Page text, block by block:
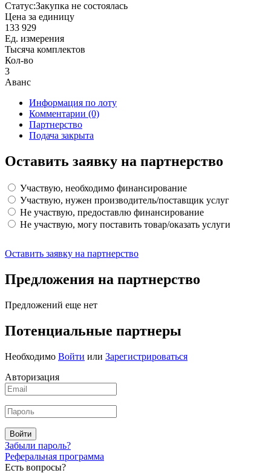
Статус:Закупка не состоялась
Цена за единицу
133 929
Ед. измерения
Тысяча комплектов
Кол-во
3
Аванс
Информация по лоту
Комментарии (0)
Партнерство
Подача закрыта
Оставить заявку на партнерство
Участвую, необходимо финансирование
Участвую, нужен производитель/поставщик услуг
Не участвую, предоставлю финансирование
Не участвую, могу поставить товар/оказать услуги
Оставить заявку на партнерство
Предложения на партнерство
Предложений еще нет
Потенциальные партнеры
Необходимо Войти или Зарегистрироваться
Авторизация
Войти
Забыли пароль?
Реферальная программа
Есть вопросы?